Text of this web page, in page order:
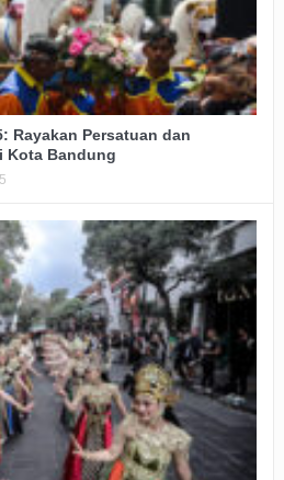
Rayakan Persatuan dan
Kota Bandung